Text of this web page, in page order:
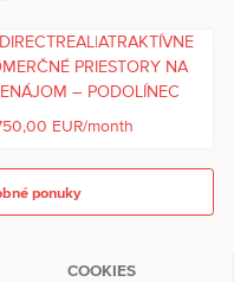
EUR/month
ponuky
COOKIES